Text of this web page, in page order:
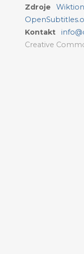
Zdroje
Kontakt
Creative